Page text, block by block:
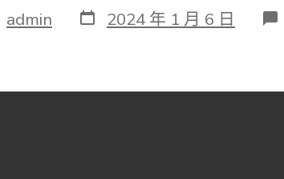
admin 發
表
2024 年 1 月 6 日